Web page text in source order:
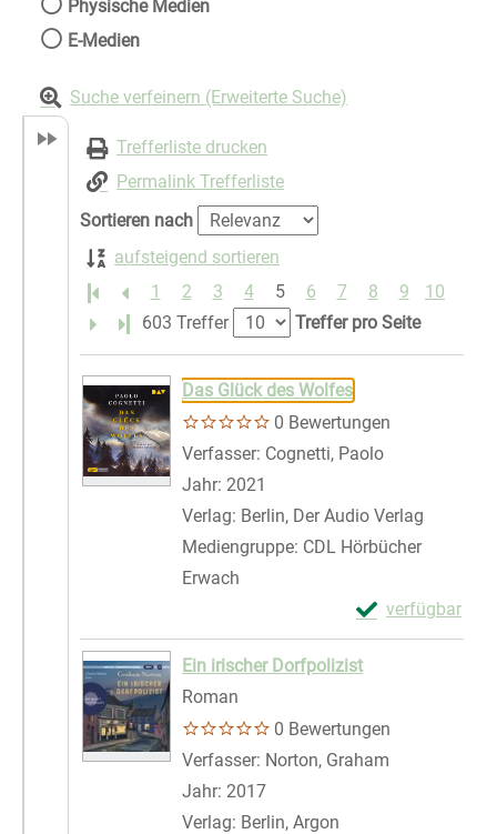
Physische Medien
E-Medien
Suche verfeinern (Erweiterte Suche)
Trefferliste drucken
Permalink Trefferliste
Sortieren nach
aufsteigend sortieren
1
2 3 4 5 6 7 8 9
10
Letzte Seite
603 Treffer Treffer pro Seite
Suchergebnis
Zu den Suchfiltern springen
Das Glück des Wolfes
0 Bewertungen
Verfasser: Cognetti, Paolo
Jahr: 2021
Verlag: Berlin, Der Audio Verlag
Mediengruppe: CDL Hörbücher
Erwach
verfügbar
Exemplar-
Zum Download
Ein irischer Dorfpolizist
Roman
0 Bewertungen
Verfasser: Norton, Graham
Jahr: 2017
Verlag: Berlin, Argon